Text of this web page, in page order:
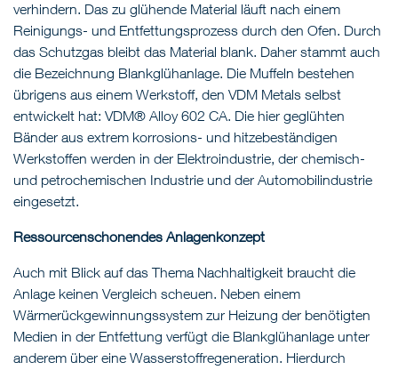
verhindern. Das zu glühende Material läuft nach einem
Reinigungs- und Entfettungsprozess durch den Ofen. Durch
das Schutzgas bleibt das Material blank. Daher stammt auch
die Bezeichnung Blankglühanlage. Die Muffeln bestehen
übrigens aus einem Werkstoff, den VDM Metals selbst
entwickelt hat: VDM® Alloy 602 CA. Die hier geglühten
Bänder aus extrem korrosions- und hitzebeständigen
Werkstoffen werden in der Elektroindustrie, der chemisch-
und petrochemischen Industrie und der Automobilindustrie
eingesetzt.
Ressourcenschonendes Anlagenkonzept
Auch mit Blick auf das Thema Nachhaltigkeit braucht die
Anlage keinen Vergleich scheuen. Neben einem
Wärmerückgewinnungssystem zur Heizung der benötigten
Medien in der Entfettung verfügt die Blankglühanlage unter
anderem über eine Wasserstoffregeneration. Hierdurch